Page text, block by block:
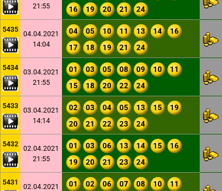
21:55
16
19 20 21 24
5435
04.04.2021
14:04
04 05 10 11 13 14
16
17
18 19 21 24
5434
03.04.2021
21:55
01 03 05 08 09 10
11
15
18 20 22 24
5433
03.04.2021
14:14
02 03 04 05 13 15
19
20
21 22 23 24
5432
02.04.2021
21:55
01 03 06 13 14 15
16
19
20 21 23 24
5431
02.04.2021
01 02 06 07 08 10
11